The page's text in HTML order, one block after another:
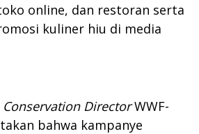
online, dan restoran serta
kuliner hiu di media
Conservation DirectorWWF-
bahwa kampanye